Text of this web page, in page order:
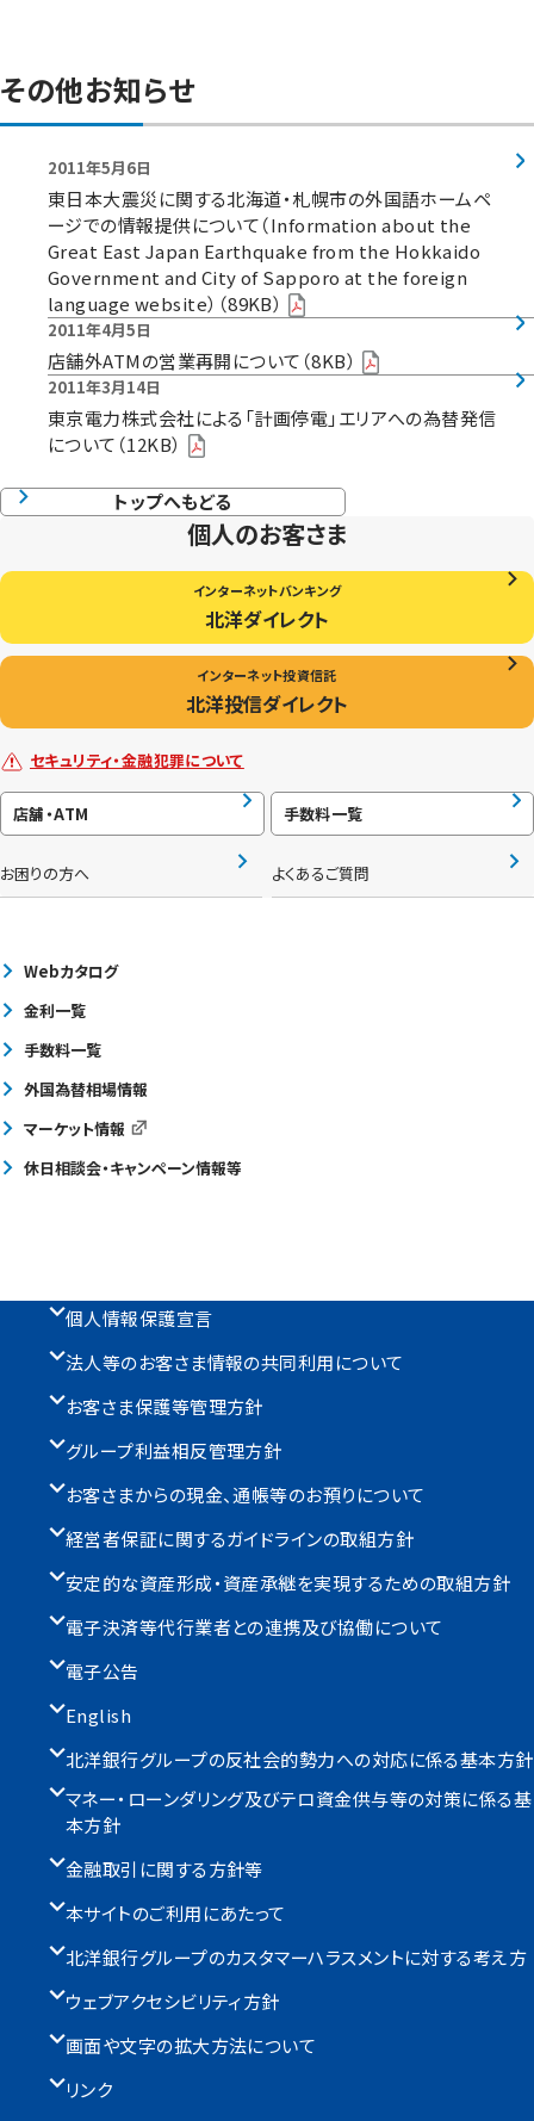
その他お知らせ
2011年5月6日
東日本大震災に関する北海道・札幌市の外国語ホームペ
ージでの情報提供について（Information about the
Great East Japan Earthquake from the Hokkaido
Government and City of Sapporo at the foreign
language website）（89KB）
2011年4月5日
店舗外ATMの営業再開について（8KB）
2011年3月14日
東京電力株式会社による「計画停電」エリアへの為替発信
について（12KB）
トップへもどる
個人のお客さま
インターネットバンキング
北洋ダイレクト
インターネット投資信託
北洋投信ダイレクト
セキュリティ・金融犯罪について
店舗・ATM 手数料一覧
お困りの方へ よくあるご質問
Webカタログ
金利一覧
手数料一覧
外国為替相場情報
マーケット情報
休日相談会・キャンペーン情報等
個人情報保護宣言
法人等のお客さま情報の共同利用について
お客さま保護等管理方針
グループ利益相反管理方針
お客さまからの現金、通帳等のお預りについて
経営者保証に関するガイドラインの取組方針
安定的な資産形成・資産承継を実現するための取組方針
電子決済等代行業者との連携及び協働について
電子公告
English
北洋銀行グループの反社会的勢力への対応に係る基本方針
マネー・ローンダリング及びテロ資金供与等の対策に係る基
本方針
金融取引に関する方針等
本サイトのご利用にあたって
北洋銀行グループのカスタマーハラスメントに対する考え方
ウェブアクセシビリティ方針
画面や文字の拡大方法について
リンク